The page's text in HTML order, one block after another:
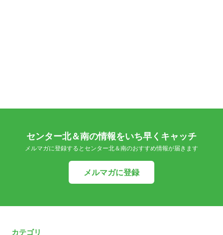
センター北＆南の情報をいち早くキャッチ
メルマガに登録するとセンター北＆南のおすすめ情報が届きます
メルマガに登録
カテゴリ